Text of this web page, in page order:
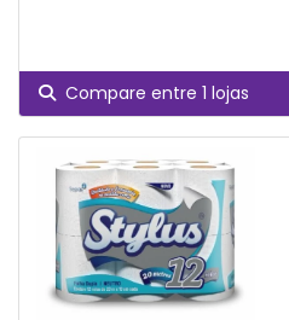
Compare entre 1 lojas